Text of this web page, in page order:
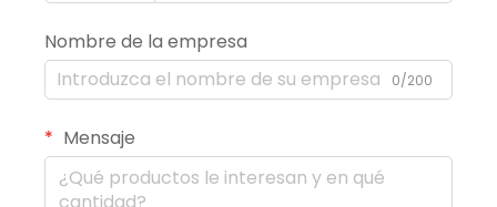
Nombre de la empresa
0/200
Mensaje